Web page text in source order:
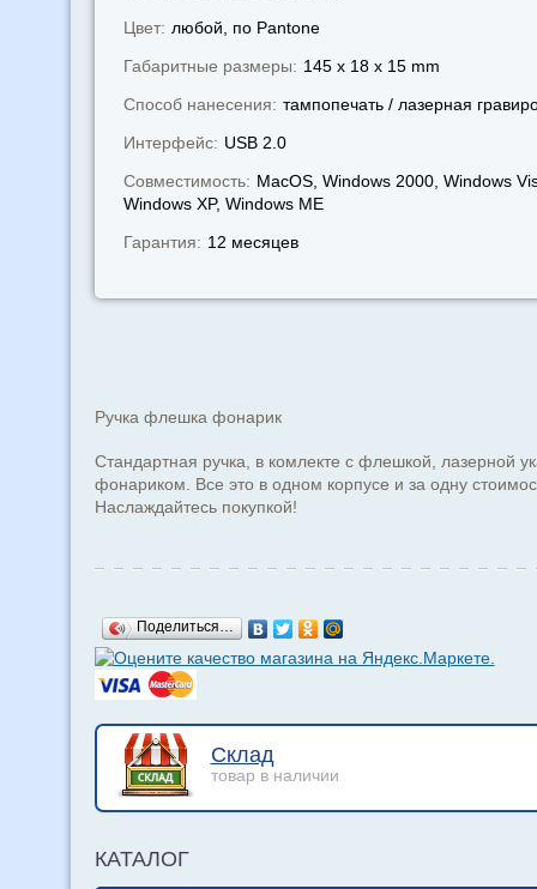
Цвет: любой, по Pantone
Габаритные размеры: 145 x 18 x 15 mm
Способ нанесения: тампопечать / лазерная
Интерфейс: USB 2.0
Совместимость: MacOS, Windows 2000, Windows
Windows XP, Windows МЕ
Гарантия: 12 месяцев
Ручка флешка фонарик
Стандартная ручка, в комлекте с флешкой, лазерной
фонариком. Все это в одном корпусе и за одну
Наслаждайтесь покупкой!
Поделиться…
Склад
товар в наличии
КАТАЛОГ